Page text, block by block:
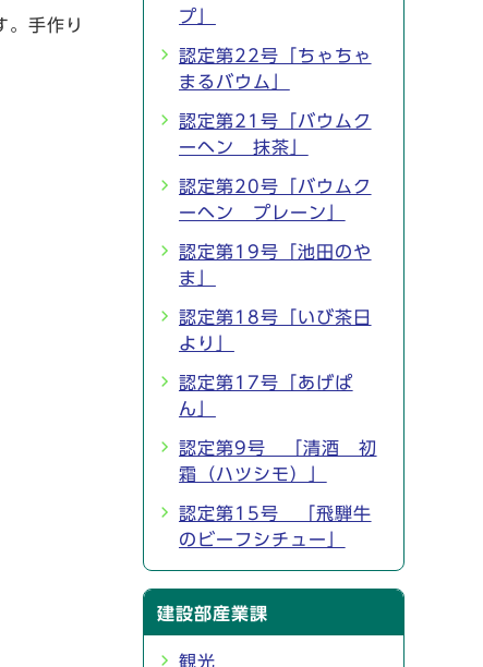
。手作り
プ」
認定第22号「ちゃちゃ
まるバウム」
認定第21号「バウムク
ーヘン 抹茶」
認定第20号「バウムク
ーヘン プレーン」
認定第19号「池田のや
ま」
認定第18号「いび茶日
より」
認定第17号「あげぱ
ん」
認定第9号 「清酒 初
霜（ハツシモ）」
認定第15号 「飛騨牛
のビーフシチュー」
建設部産業課
観光